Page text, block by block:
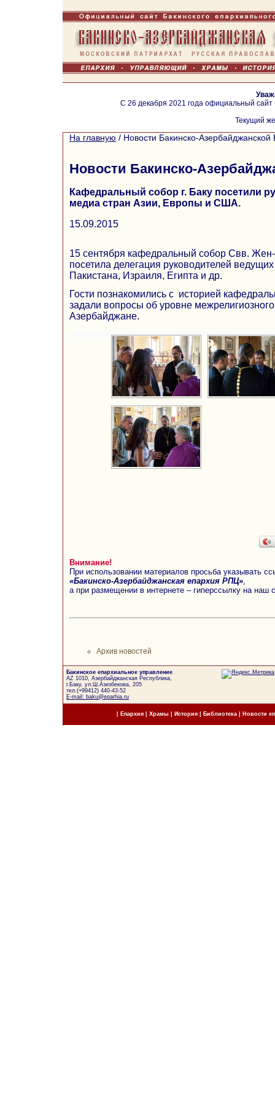
С 26 декабря 2021 года официальный
Текущий
На главную / Новости Бакинско-Азербайджанской
Новости Бакинско-
Кафедральный собор г. Баку посетили
медиа стран Азии, Европы и США.
15.09.2015
15 сентября кафедральный собор Свв.
посетила делегация руководителей
Пакистана, Израиля, Египта и др.
Гости познакомились с историей
задали вопросы об уровне
Азербайджане.
Внимание!
При использовании материалов просьба указывать
«Бакинско-Азербайджанская епархия РПЦ»
а при размещении в интернете – гиперссылку на наш
Архив новостей
Бакинское епархиальное управление
AZ 1010, Азербайджанская Республика,
г.Баку, ул.Ш.Азизбекова, 205
тел.(+99412) 440-43-52
E-mail: baku@eparhia.ru
Епархия| Храмы История| Библиотека Новости